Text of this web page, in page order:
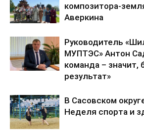
композитора-
Аверкина
Руководитель
МУПТЭС» Антон
команда – значит,
результат»
В Сасовском
Неделя спорта и